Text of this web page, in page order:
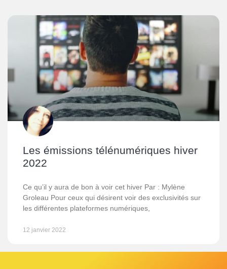
Les émissions télénumériques hiver
2022
Ce qu’il y aura de bon à voir cet hiver Par : Mylène
Groleau Pour ceux qui désirent voir des exclusivités sur
les différentes plateformes numériques,
12 janvier 2022